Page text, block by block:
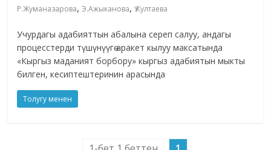
Р.Жуманазарова,Э.Ажыканова,Ү.Култаева
Учурдагы адабияттын абалына сереп салуу, андагы
процесстерди түшүнүүгө аракет кылуу максатында
«Кыргыз маданият борбору» кыргыз адабиятын мыкты
билген, кесиптештеринин арасында
Толугу менен